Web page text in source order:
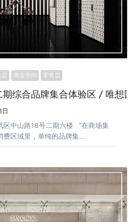
店 商业空间 零售店
期综合品牌集合体验区 / 唯想
区中山路18号二期六楼 “在商场集
费区域里，单纯的品牌集…